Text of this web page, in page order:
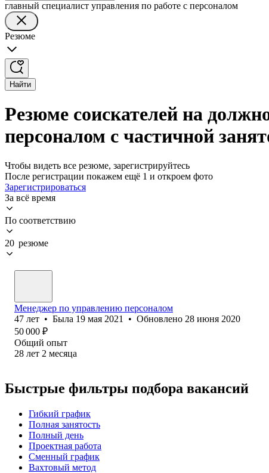
главный специалист управления по работе с персоналом
Резюме
Найти
Резюме соискателей на
персоналом с частичной
Чтобы видеть все резюме, зарегистрируйтесь
После регистрации покажем ещё 1 и откроем фото
Зарегистрироваться
За всё время
По соответствию
20 резюме
Менеджер по управлению персоналом
47 лет • Была 19 мая 2021 • Обновлено 28 июня 2020
50 000 ₽
Общий опыт
28 лет 2 месяца
Быстрые фильтры подбора вакансий
Гибкий график
Полная занятость
Полный день
Проектная работа
Сменный график
Вахтовый метод